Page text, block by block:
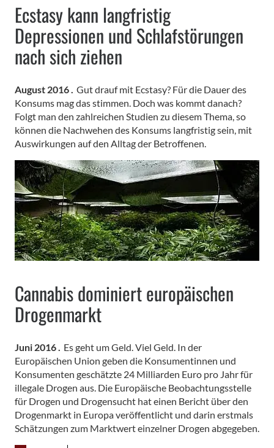
Ecstasy kann langfristig
Depressionen und Schlafstörungen
nach sich ziehen
August 2016 . Gut drauf mit Ecstasy? Für die Dauer des
Konsums mag das stimmen. Doch was kommt danach?
Folgt man den zahlreichen Studien zu diesem Thema, so
können die Nachwehen des Konsums langfristig sein, mit
Auswirkungen auf den Alltag der Betroffenen.
Cannabis dominiert europäischen
Drogenmarkt
Juni 2016 . Es geht um Geld. Viel Geld. In der
Europäischen Union geben die Konsumentinnen und
Konsumenten geschätzte 24 Milliarden Euro pro Jahr für
illegale Drogen aus. Die Europäische Beobachtungsstelle
für Drogen und Drogensucht hat einen Bericht über den
Drogenmarkt in Europa veröffentlicht und darin erstmals
Schätzungen zum Marktwert einzelner Drogen abgegeben.